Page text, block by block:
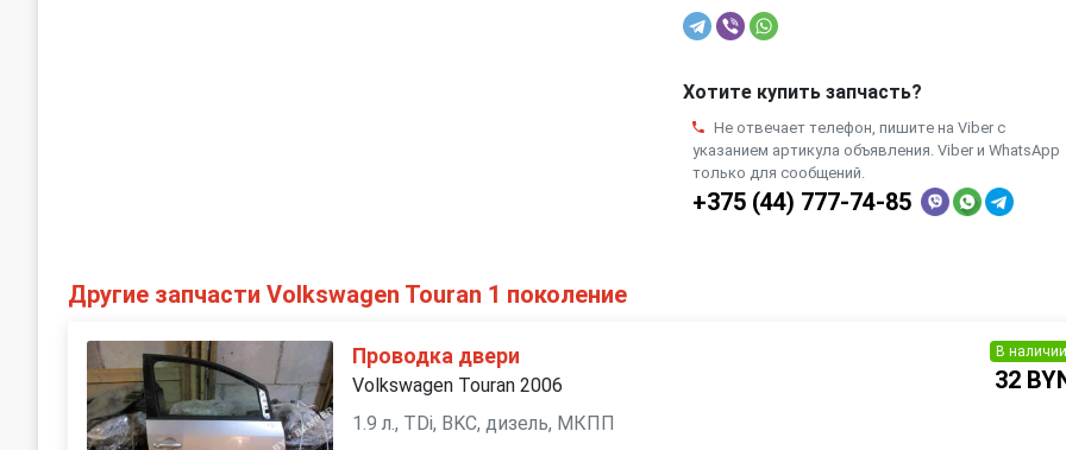
Хотите купить запчасть?
Не отвечает телефон, пишите на Viber с
указанием артикула объявления. Viber и WhatsApp
только для сообщений.
+375 (44) 777-74-85
Другие запчасти Volkswagen Touran 1 поколение
Проводка двери
Volkswagen Touran 2006
1.9 л., TDi, BKC, дизель, МКПП
В наличии
32